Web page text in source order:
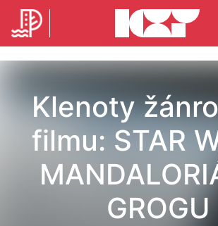
Klenoty
filmu: STAR
GROGU